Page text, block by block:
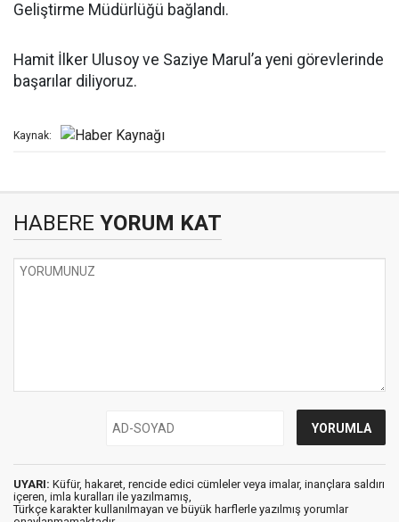
Geliştirme Müdürlüğü bağlandı.
Hamit İlker Ulusoy ve Saziye Marul’a yeni görevlerinde
başarılar diliyoruz.
Kaynak:
HABERE YORUM KAT
UYARI: Küfür, hakaret, rencide edici cümleler veya imalar, inançlara saldırı
içeren, imla kuralları ile yazılmamış,
Türkçe karakter kullanılmayan ve büyük harflerle yazılmış yorumlar